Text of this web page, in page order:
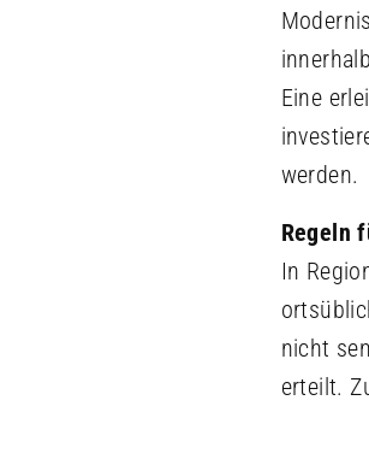
Eine
werden.
Regeln
In
nicht
erteilt.